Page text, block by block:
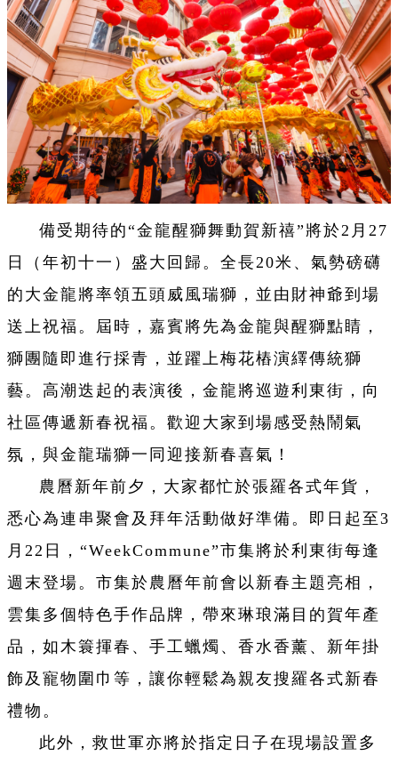
備受期待的“金龍醒獅舞動賀新禧”將於2月27
日（年初十一）盛大回歸。全長20米、氣勢磅礴
的大金龍將率領五頭威風瑞獅，並由財神爺到場
送上祝福。屆時，嘉賓將先為金龍與醒獅點睛，
獅團隨即進行採青，並躍上梅花樁演繹傳統獅
藝。高潮迭起的表演後，金龍將巡遊利東街，向
社區傳遞新春祝福。歡迎大家到場感受熱鬧氣
氛，與金龍瑞獅一同迎接新春喜氣！
農曆新年前夕，大家都忙於張羅各式年貨，
悉心為連串聚會及拜年活動做好準備。即日起至3
月22日，“WeekCommune”市集將於利東街每逢
週末登場。市集於農曆年前會以新春主題亮相，
雲集多個特色手作品牌，帶來琳琅滿目的賀年產
品，如木簑揮春、手工蠟燭、香水香薰、新年掛
飾及寵物圍巾等，讓你輕鬆為親友搜羅各式新春
禮物。
此外，救世軍亦將於指定日子在現場設置多